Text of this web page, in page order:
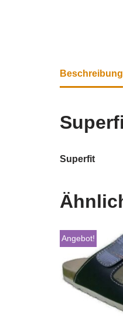
Beschreibung
Superfit
Angebot!